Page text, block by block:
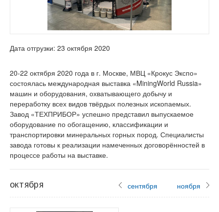
Дата отгрузки: 23 октября 2020
20-22 октября 2020 года в г. Москве, МВЦ «Крокус Экспо»
состоялась международная выставка «MiningWorld Russia»
машин и оборудования, охватывающего добычу и
переработку всех видов твёрдых полезных ископаемых.
Завод «ТЕХПРИБОР» успешно представил выпускаемое
оборудование по обогащению, классификации и
транспортировки минеральных горных пород. Специалисты
завода готовы к реализации намеченных договорённостей в
процессе работы на выставке.
сентября ноября
октября